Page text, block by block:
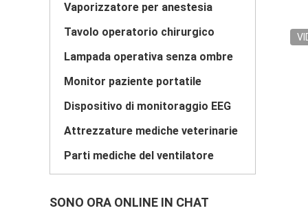
Vaporizzatore per anestesia
Tavolo operatorio chirurgico
Lampada operativa senza ombre
Monitor paziente portatile
Dispositivo di monitoraggio EEG
Attrezzature mediche veterinarie
Parti mediche del ventilatore
SONO ORA ONLINE IN CHAT